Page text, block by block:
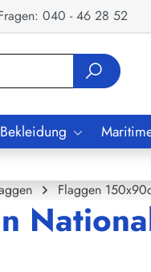
040 - 46 28 52
Flaggen